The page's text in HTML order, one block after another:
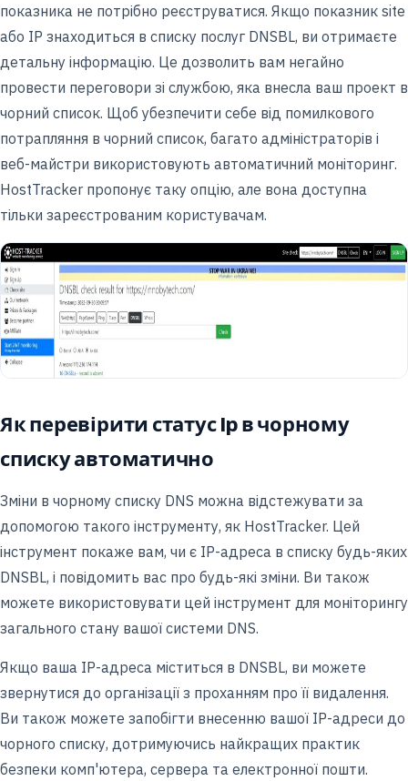
показника не потрібно реєструватися. Якщо показник site
або IP знаходиться в списку послуг DNSBL, ви отримаєте
детальну інформацію. Це дозволить вам негайно
провести переговори зі службою, яка внесла ваш проект в
чорний список. Щоб убезпечити себе від помилкового
потрапляння в чорний список, багато адміністраторів і
веб-майстри використовують автоматичний моніторинг.
HostTracker пропонує таку опцію, але вона доступна
тільки зареєстрованим користувачам.
Як перевірити статус Ip в чорному
списку автоматично
Зміни в чорному списку DNS можна відстежувати за
допомогою такого інструменту, як HostTracker. Цей
інструмент покаже вам, чи є IP-адреса в списку будь-яких
DNSBL, і повідомить вас про будь-які зміни. Ви також
можете використовувати цей інструмент для моніторингу
загального стану вашої системи DNS.
Якщо ваша IP-адреса міститься в DNSBL, ви можете
звернутися до організації з проханням про її видалення.
Ви також можете запобігти внесенню вашої IP-адреси до
чорного списку, дотримуючись найкращих практик
безпеки комп'ютера, сервера та електронної пошти.